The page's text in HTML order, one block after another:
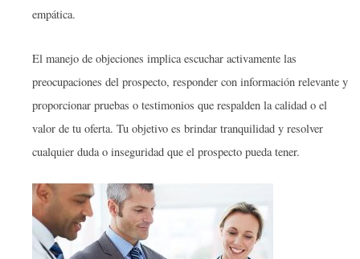
empática.
El manejo de objeciones implica escuchar activamente las
preocupaciones del prospecto, responder con información relevante y
proporcionar pruebas o testimonios que respalden la calidad o el
valor de tu oferta. Tu objetivo es brindar tranquilidad y resolver
cualquier duda o inseguridad que el prospecto pueda tener.